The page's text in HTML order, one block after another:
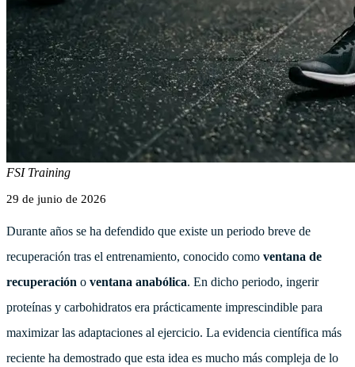
FSI Training
29 de junio de 2026
Durante años se ha defendido que existe un periodo breve de
recuperación tras el entrenamiento, conocido como ventana de
recuperación o ventana anabólica. En dicho periodo, ingerir
proteínas y carbohidratos era prácticamente imprescindible para
maximizar las adaptaciones al ejercicio. La evidencia científica más
reciente ha demostrado que esta idea es mucho más compleja de lo